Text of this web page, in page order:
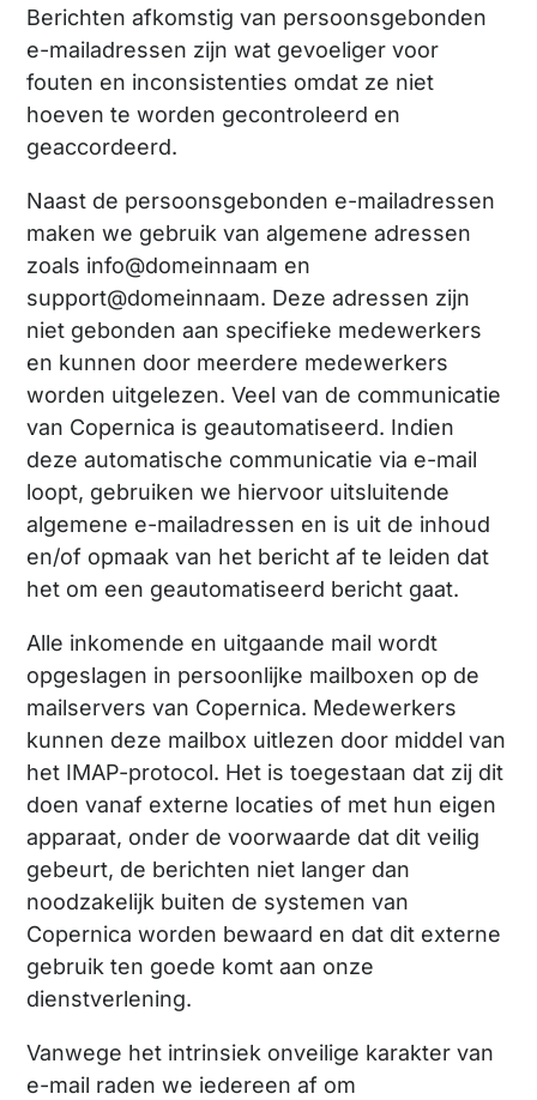
Berichten afkomstig van persoonsgebonden
e-mailadressen zijn wat gevoeliger voor
fouten en inconsistenties omdat ze niet
hoeven te worden gecontroleerd en
geaccordeerd.
Naast de persoonsgebonden e-mailadressen
maken we gebruik van algemene adressen
zoals info@domeinnaam en
support@domeinnaam. Deze adressen zijn
niet gebonden aan specifieke medewerkers
en kunnen door meerdere medewerkers
worden uitgelezen. Veel van de communicatie
van Copernica is geautomatiseerd. Indien
deze automatische communicatie via e-mail
loopt, gebruiken we hiervoor uitsluitende
algemene e-mailadressen en is uit de inhoud
en/of opmaak van het bericht af te leiden dat
het om een geautomatiseerd bericht gaat.
Alle inkomende en uitgaande mail wordt
opgeslagen in persoonlijke mailboxen op de
mailservers van Copernica. Medewerkers
kunnen deze mailbox uitlezen door middel van
het IMAP-protocol. Het is toegestaan dat zij dit
doen vanaf externe locaties of met hun eigen
apparaat, onder de voorwaarde dat dit veilig
gebeurt, de berichten niet langer dan
noodzakelijk buiten de systemen van
Copernica worden bewaard en dat dit externe
gebruik ten goede komt aan onze
dienstverlening.
Vanwege het intrinsiek onveilige karakter van
e-mail raden we iedereen af om